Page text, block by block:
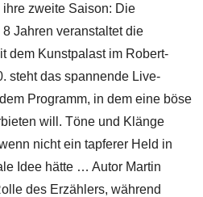
zweite Saison: Die
Jahren veranstaltet die
dem Kunstpalast im Robert-
steht das spannende Live-
Programm, in dem eine böse
will. Töne und Klänge
nicht ein tapferer Held in
Idee hätte … Autor Martin
des Erzählers, während